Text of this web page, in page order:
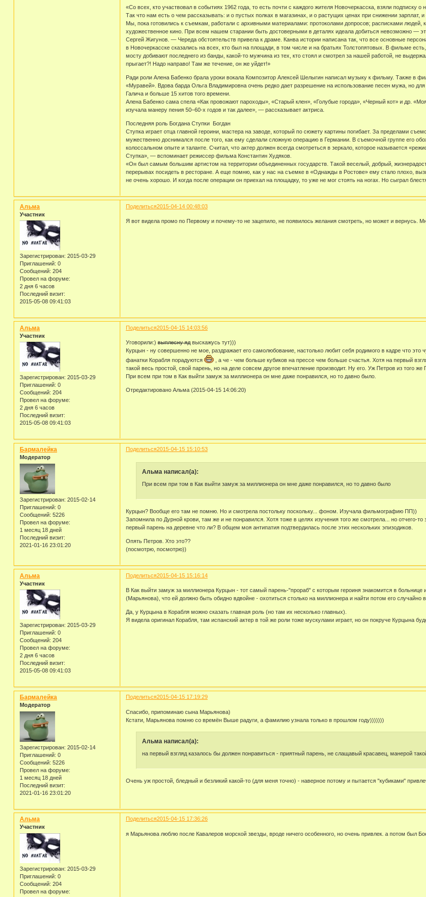
«Со всех, кто участвовал в событиях 1962 года, то есть почти с каждого жителя Новочеркасска, взяли
Так что нам есть о чем рассказывать: и о пустых полках в магазинах, и о растущих ценах при снижении
Мы, пока готовились к съемкам, работали с архивными материалами: протоколами допросов; расписками
художественное кино. При всем нашем старании быть достоверными в деталях идеала добиться невозможно —
Сергей Жигунов. — Череда обстоятельств привела к драме. Канва истории написана так, что все основные
в Новочеркасске сказались на всех, кто был на площади, в том числе и на братьях Толстопятовых. В фильме
мосту добивают последнего из банды, какой-то мужчина из тех, кто стоял и смотрел за нашей работой, не
прыгает?! Надо направо! Там же течение, он же уйдет!»
Ради роли Алена Бабенко брала уроки вокала Композитор Алексей Шелыгин написал музыку к фильму. Также в
«Муравей». Вдова барда Ольга Владимировна очень редко дает разрешение на использование песен мужа, но
Галича и больше 15 хитов того времени.
Алена Бабенко сама спела «Как провожают пароходы», «Старый клен», «Голубые города», «Черный кот» и др.
изучала манеру пения 50–60-х годов и так далее», — рассказывает актриса.
Последняя роль Богдана Ступки Богдан
Ступка играет отца главной героини, мастера на заводе, который по сюжету картины погибает. За пределами
мужественно доснимался после того, как ему сделали сложную операцию в Германии. В съемочной группе его
колоссальном опыте и таланте. Считал, что актер должен всегда смотреться в зеркало, которое называется
Ступка», — вспоминает режиссер фильма Константин Худяков.
«Он был самым большим артистом на территории объединенных государств. Такой веселый, добрый,
перерывах посидеть в ресторане. А еще помню, как у нас на съемке в «Однажды в Ростове» ему стало плохо,
не очень хорошо. И когда после операции он приехал на площадку, то уже не мог стоять на ногах. Но сыграл
Поделиться2015-04-14 00:48:03
Альма
Участник
Зарегистрирован: 2015-03-29
Приглашений: 0
Сообщений: 204
Провел на форуме:
2 дня 6 часов
Последний визит:
2015-05-08 09:41:03
Я вот видела промо по Первому и почему-то не зацепило, не появилось желания смотреть, но может и вернусь.
Поделиться2015-04-15 14:03:56
Альма
Участник
Зарегистрирован: 2015-03-29
Приглашений: 0
Сообщений: 204
Провел на форуме:
2 дня 6 часов
Последний визит:
2015-05-08 09:41:03
Уговорили:) выплесну ядвыскажусь тут)))
Курцын - ну совершенно не мое, раздражает его самолюбование, настолько любит себя родимого в кадре что это
фанатки Корабля порадуются
, а че - чем больше кубиков на прессе чем больше счастья. Хотя на первый
такой весь простой, свой парень, но на деле совсем другое впечатление производит. Ну его. Уж Петров из того
При всем при том в Как выйти замуж за миллионера он мне даже понравился, но то давно было.
Отредактировано Альма (2015-04-15 14:06:20)
Поделиться2015-04-15 15:10:53
Бармалейка
Модератор
Зарегистрирован: 2015-02-14
Приглашений: 0
Сообщений: 5226
Провел на форуме:
1 месяц 18 дней
Последний визит:
2021-01-16 23:01:20
Альма написал(а):
При всем при том в Как выйти замуж за миллионера он мне даже понравился, но то давно было
Курцын? Вообще его там не помню. Но и смотрела постольку поскольку... фоном. Изучала фильмографию ПП))
Запомнила по Дурной крови, там же и не понравился. Хотя тоже в целях изучения того же смотрела... но
первый парень на деревне что ли? В общем моя антипатия подтвердилась после этих нескольких эпизодиков.
Опять Петров. Хто это??
(посмотрю, посмотрю))
Поделиться2015-04-15 15:16:14
Альма
Участник
Зарегистрирован: 2015-03-29
Приглашений: 0
Сообщений: 204
Провел на форуме:
2 дня 6 часов
Последний визит:
2015-05-08 09:41:03
В Как выйти замуж за миллионера Курцын - тот самый парень-"прораб" с которым героиня знакомится в
(Марьянова), что ей должно быть обидно вдвойне - охотиться столько на миллионера и найти потом его случайно в
Да, у Курцына в Корабля можно сказать главная роль (но там их несколько главных).
Я видела оригинал Корабля, там испанский актер в той же роли тоже мускулами играет, но он покруче Курцына
Поделиться2015-04-15 17:19:29
Бармалейка
Модератор
Зарегистрирован: 2015-02-14
Приглашений: 0
Сообщений: 5226
Провел на форуме:
1 месяц 18 дней
Последний визит:
2021-01-16 23:01:20
Спасибо, припоминаю сына Марьянова)
Кстати, Марьянова помню со времён Выше радуги, а фамилию узнала только в прошлом году)))))))
Альма написал(а):
на первый взгляд казалось бы должен понравиться - приятный парень, не слащавый красавец, манерой
Очень уж простой, бледный и безликий какой-то (для меня точно) - наверное потому и пытается "кубиками"
Поделиться2015-04-15 17:36:26
Альма
Участник
Зарегистрирован: 2015-03-29
Приглашений: 0
Сообщений: 204
Провел на форуме:
я Марьянова люблю после Кавалеров морской звезды, вроде ничего особенного, но очень привлек. а потом был